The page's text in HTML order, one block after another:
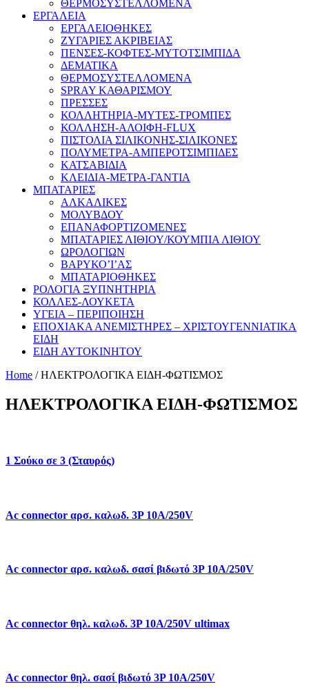
ΘΕΡΜΟΣΥΣΤΕΛΛΟΜΕΝΑ
ΕΡΓΑΛΕΙΑ
ΕΡΓΑΛΕΙΟΘΗΚΕΣ
ΖΥΓΑΡΙΕΣ ΑΚΡΙΒΕΙΑΣ
ΠΕΝΣΕΣ-ΚΟΦΤΕΣ-ΜΥΤΟΤΣΙΜΠΙΔΑ
ΔΕΜΑΤΙΚΑ
ΘΕΡΜΟΣΥΣΤΕΛΛΟΜΕΝΑ
SPRAY ΚΑΘΑΡΙΣΜΟΥ
ΠΡΕΣΣΕΣ
ΚΟΛΛΗΤΗΡΙΑ-ΜΥΤΕΣ-ΤΡΟΜΠΕΣ
ΚΟΛΛΗΣΗ-ΑΛΟΙΦΗ-FLUX
ΠΙΣΤΟΛΙΑ ΣΙΛΙΚΟΝΗΣ-ΣΙΛΙΚΟΝΕΣ
ΠΟΛΥΜΕΤΡΑ-ΑΜΠΕΡΟΤΣΙΜΠΙΔΕΣ
ΚΑΤΣΑΒΙΔΙΑ
ΚΛΕΙΔΙΑ-ΜΕΤΡΑ-ΓΑΝΤΙΑ
ΜΠΑΤΑΡΙΕΣ
ΑΛΚΑΛΙΚΕΣ
ΜΟΛΥΒΔΟΥ
ΕΠΑΝΑΦΟΡΤΙΖΟΜΕΝΕΣ
ΜΠΑΤΑΡΙΕΣ ΛΙΘΙΟΥ/ΚΟΥΜΠΙΑ ΛΙΘΙΟΥ
ΩΡΟΛΟΓΙΩΝ
ΒΑΡΥΚΟ’Ι’ΑΣ
ΜΠΑΤΑΡΙΟΘΗΚΕΣ
ΡΟΛΟΓΙΑ ΞΥΠΝΗΤΗΡΙΑ
ΚΟΛΛΕΣ-ΛΟΥΚΕΤΑ
ΥΓΕΙΑ – ΠΕΡΙΠΟΙΗΣΗ
ΕΠΟΧΙΑΚΑ ΑΝΕΜΙΣΤΗΡΕΣ – ΧΡΙΣΤΟΥΓΕΝΝΙΑΤΙΚΑ
ΕΙΔΗ
ΕΙΔΗ ΑΥΤΟΚΙΝΗΤΟΥ
Home / ΗΛΕΚΤΡΟΛΟΓΙΚΑ ΕΙΔΗ-ΦΩΤΙΣΜΟΣ
ΗΛΕΚΤΡΟΛΟΓΙΚΑ ΕΙΔΗ-ΦΩΤΙΣΜΟΣ
1 Σούκο σε 3 (Σταυρός)
Ac connector αρσ. καλωδ. 3P 10A/250V
Ac connector αρσ. καλωδ. σασί βιδωτό 3P 10A/250V
Ac connector θηλ. καλωδ. 3P 10A/250V ultimax
Ac connector θηλ. σασί βιδωτό 3P 10A/250V